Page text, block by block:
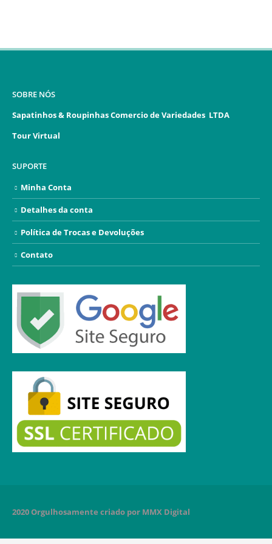
SOBRE NÓS
Sapatinhos & Roupinhas Comercio de Variedades LTDA
Tour Virtual
SUPORTE
Minha Conta
Detalhes da conta
Política de Trocas e Devoluções
Contato
2020 Orgulhosamente criado por MMX Digital